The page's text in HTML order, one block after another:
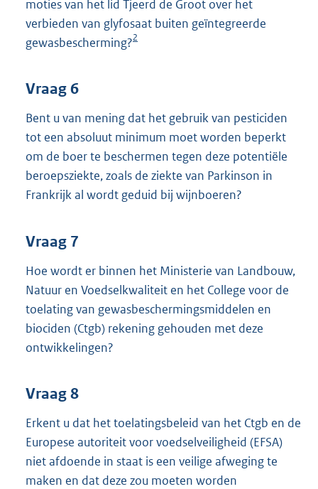
moties van het lid Tjeerd de Groot over het
verbieden van glyfosaat buiten geïntegreerde
gewasbescherming?2
Vraag 6
Bent u van mening dat het gebruik van pesticiden
tot een absoluut minimum moet worden beperkt
om de boer te beschermen tegen deze potentiële
beroepsziekte, zoals de ziekte van Parkinson in
Frankrijk al wordt geduid bij wijnboeren?
Vraag 7
Hoe wordt er binnen het Ministerie van Landbouw,
Natuur en Voedselkwaliteit en het College voor de
toelating van gewasbeschermingsmiddelen en
biociden (Ctgb) rekening gehouden met deze
ontwikkelingen?
Vraag 8
Erkent u dat het toelatingsbeleid van het Ctgb en de
Europese autoriteit voor voedselveiligheid (EFSA)
niet afdoende in staat is een veilige afweging te
maken en dat deze zou moeten worden